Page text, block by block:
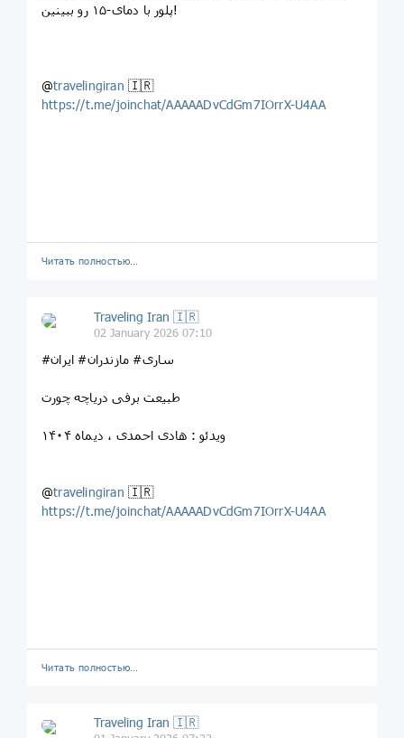
پلور با دمای-۱۵ رو ببینین!
@travelingiran 🇮🇷
https://t.me/joinchat/AAAAADvCdGm7IOrrX-U4AA
Читать полностью…
Traveling Iran 🇮🇷
02 January 2026 07:10
‌‎#ایران ‎#مازندران ‎#ساری
طبیعت برفی دریاچه چورت
ویدئو : هادی احمدی ، دیماه ۱۴۰۴
@travelingiran 🇮🇷
https://t.me/joinchat/AAAAADvCdGm7IOrrX-U4AA
Читать полностью…
Traveling Iran 🇮🇷